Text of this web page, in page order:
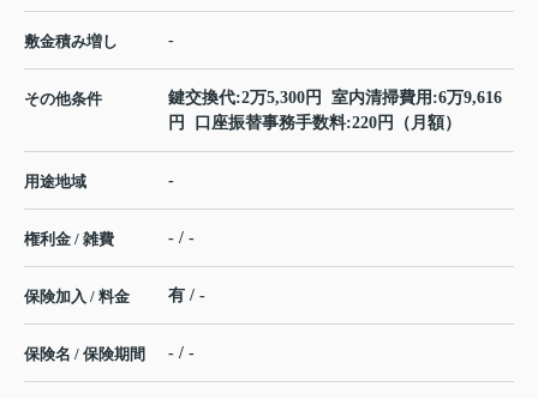
敷金積み増し -
その他条件
鍵交換代:2万5,300円 室内清掃費用:6万9,616
円 口座振替事務手数料:220円（月額）
用途地域 -
権利金 / 雑費 - / -
保険加入 / 料金 有 / -
保険名 / 保険期間 - / -